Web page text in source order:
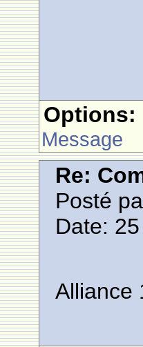
Options:
Message
Re:
Posté
Date:
Alliance